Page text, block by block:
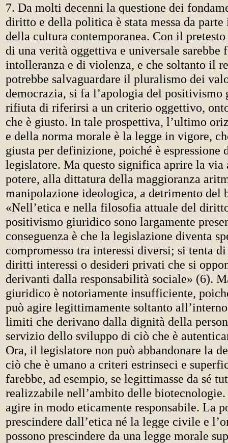
7. Da molti decenni la questione dei
diritto e della politica è stata messa da
della cultura contemporanea. Con il
di una verità oggettiva e universale sarebbe
intolleranza e di violenza, e che soltanto il
potrebbe salvaguardare il pluralismo dei
democrazia, si fa l’apologia del positivismo
rifiuta di riferirsi a un criterio oggettivo,
che è giusto. In tale prospettiva, l’ultimo
e della norma morale è la legge in vigore,
giusta per definizione, poiché è espressione
legislatore. Ma questo significa aprire la
potere, alla dittatura della maggioranza
manipolazione ideologica, a detrimento del
«Nell’etica e nella filosofia attuale del
positivismo giuridico sono largamente
conseguenza è che la legislazione diventa
compromesso tra interessi diversi; si tenta
diritti interessi o desideri privati che si
derivanti dalla responsabilità sociale» (6).
giuridico è notoriamente insufficiente,
può agire legittimamente soltanto
limiti che derivano dalla dignità della
servizio dello sviluppo di ciò che è
Ora, il legislatore non può abbandonare la
ciò che è umano a criteri estrinseci e
farebbe, ad esempio, se legittimasse da sé
realizzabile nell’ambito delle biotecnologie.
agire in modo eticamente responsabile. La
prescindere dall’etica né la legge civile e
possono prescindere da una legge morale